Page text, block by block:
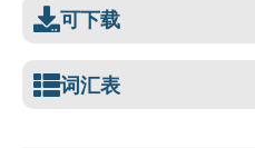
可下载
词汇表